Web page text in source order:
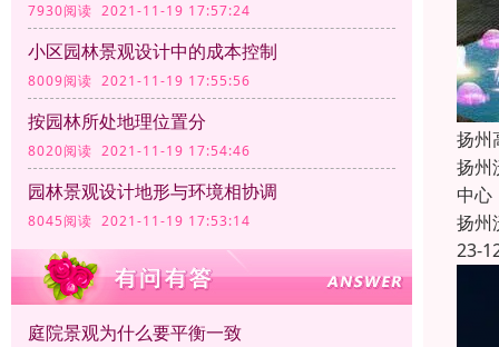
7930阅读 2021-11-19 17:57:24
小区园林景观设计中的成本控制
8009阅读 2021-11-19 17:55:56
按园林所处地理位置分
8020阅读 2021-11-19 17:54:46
园林景观设计地形与环境相协调
8045阅读 2021-11-19 17:53:14
庭院景观为什么要平衡一致
扬州
扬州
中心
扬州
23-